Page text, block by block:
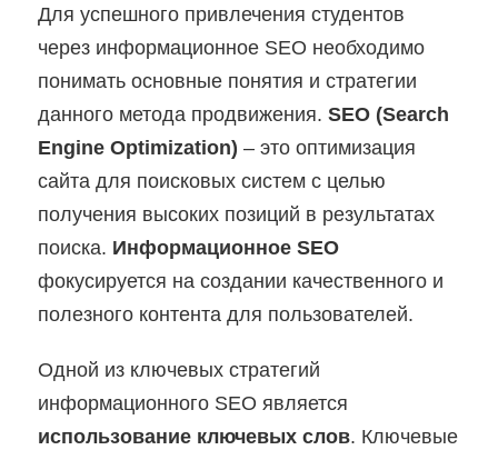
Для успешного привлечения студентов
через информационное SEO необходимо
понимать основные понятия и стратегии
данного метода продвижения. SEO (Search
Engine Optimization) – это оптимизация
сайта для поисковых систем с целью
получения высоких позиций в результатах
поиска. Информационное SEO
фокусируется на создании качественного и
полезного контента для пользователей.
Одной из ключевых стратегий
информационного SEO является
использование ключевых слов. Ключевые